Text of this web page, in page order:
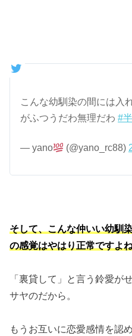
こんな幼馴染の間には入
がふつうだわ無理だわ#
— yano (@yano_rc88)
そして、こんな仲いい幼馴
の感覚はやはり正常ですよ
「裏貸して」と言う鈴愛が
サヤのだから。
もうお互いに恋愛感情を認